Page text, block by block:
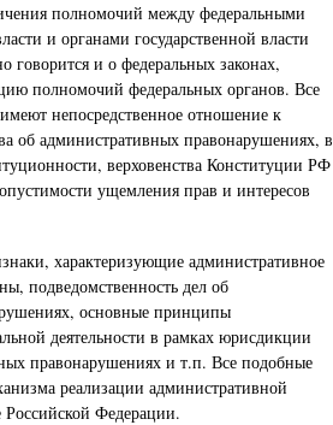
полномочий между федеральными
и органами государственной власти
говорится и о федеральных законах,
полномочий федеральных органов. Все
непосредственное отношение к
об административных правонарушениях, в
верховенства Конституции РФ
ущемления прав и интересов
характеризующие административное
подведомственность дел об
основные принципы
деятельности в рамках юрисдикции
правонарушениях и т.п. Все подобные
реализации административной
Российской Федерации.